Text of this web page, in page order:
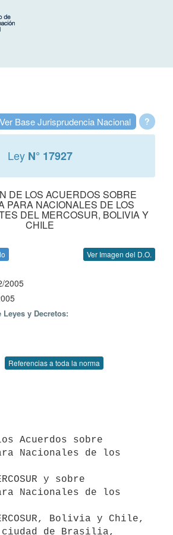
?
Ver Base Jurisprudencia Nacional
Ley N° 17927
DE LOS ACUERDOS SOBRE
PARA NACIONALES DE LOS
DEL MERCOSUR, BOLIVIA Y
CHILE
Ver Imagen del D.O.
2005
y Decretos:
Referencias a toda la norma
Nacionales de los
y sobre
Nacionales de los
Bolivia y Chile,
ciudad de Brasilia,